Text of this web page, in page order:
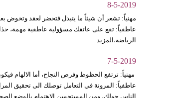
8-5-2019
مهنياً: تشعر أن شيئاً ما يتبدل فتحضر لعقد
عاطفياً: تقع على عاتقك مسؤولية عاطفية مهمة،
الرياضة،المزيد
7-5-2019
مهنياً: ترتفع الحظوظ وفرص النجاح، أما الالهام
عاطفياً: المرونة في التعامل توصلك الى تحقيق
الناس حولك، ومن المستحسن الاهتمام بالوضع